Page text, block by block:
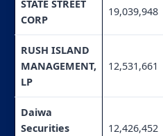
STATE STREET
CORP
19,039,948
RUSH ISLAND
MANAGEMENT,
LP
12,531,661
Daiwa
Securities
12,426,452